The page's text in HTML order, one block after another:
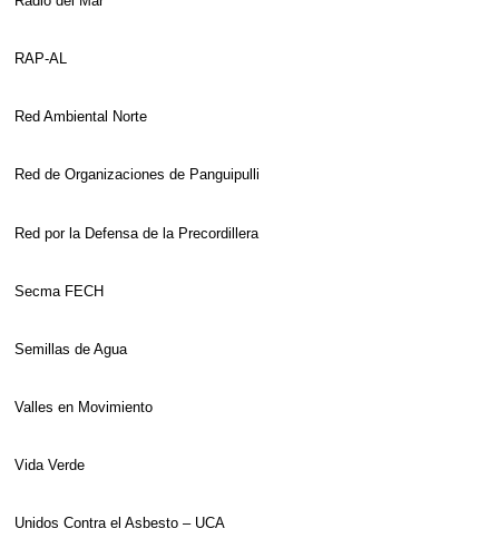
RAP-AL
Red Ambiental Norte
Red de Organizaciones de Panguipulli
Red por la Defensa de la Precordillera
Secma FECH
Semillas de Agua
Valles en Movimiento
Vida Verde
Unidos Contra el Asbesto – UCA